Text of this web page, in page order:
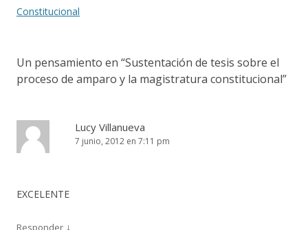
Constitucional
Un pensamiento en “Sustentación de tesis sobre el
proceso de amparo y la magistratura constitucional”
Lucy Villanueva
7 junio, 2012 en 7:11 pm
EXCELENTE
Responder ↓